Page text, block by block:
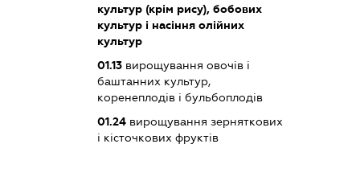
культур (крім рису), бобових
культур і насіння олійних
культур
01.13 вирощування овочів і
баштанних культур,
коренеплодів і бульбоплодів
01.24 вирощування зерняткових
і кісточкових фруктів